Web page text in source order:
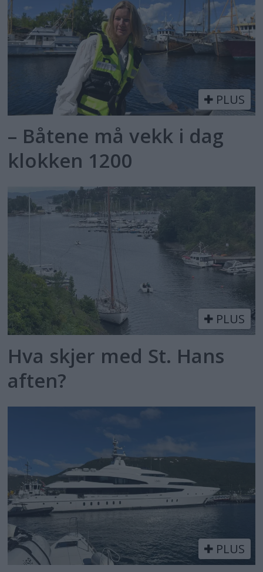
PLUS
– Båtene må vekk i dag
klokken 1200
PLUS
Hva skjer med St. Hans
aften?
PLUS